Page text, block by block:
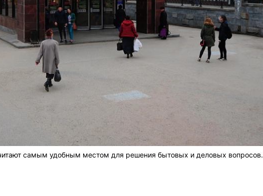
самым удобным местом для решения бытовых и деловых вопросов.